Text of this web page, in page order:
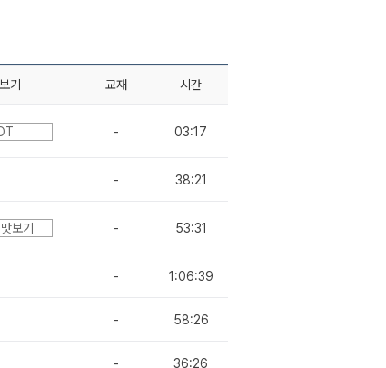
기 교재 시간
- 03:17
- 38:21
보기 - 53:31
- 1:06:39
- 58:26
- 36:26